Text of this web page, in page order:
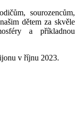
sourozencům,
dětem za skvěle
a příkladnou
v říjnu 2023.